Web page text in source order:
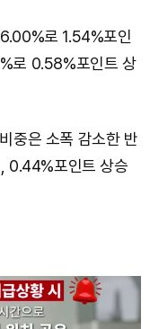
로 1.54%포인
로 0.58%포인트 상
중은 소폭 감소한 반
0.44%포인트 상승